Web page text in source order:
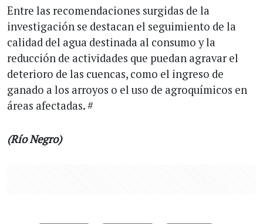
Entre las recomendaciones surgidas de la
investigación se destacan el seguimiento de la
calidad del agua destinada al consumo y la
reducción de actividades que puedan agravar el
deterioro de las cuencas, como el ingreso de
ganado a los arroyos o el uso de agroquímicos en
áreas afectadas. #
(Río Negro)